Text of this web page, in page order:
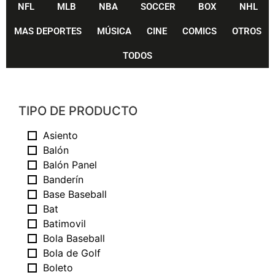
NFL MLB NBA SOCCER BOX NHL
MAS DEPORTES MÚSICA CINE COMICS OTROS
TODOS
TIPO DE PRODUCTO
Asiento
Balón
Balón Panel
Banderín
Base Baseball
Bat
Batimovil
Bola Baseball
Bola de Golf
Boleto